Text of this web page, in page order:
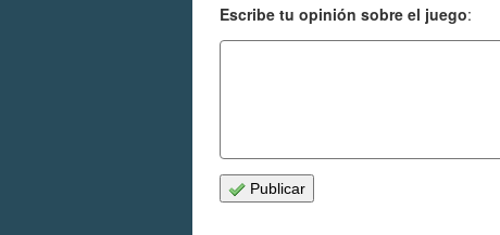
Escribe tu opinión sobre el juego:
Publicar